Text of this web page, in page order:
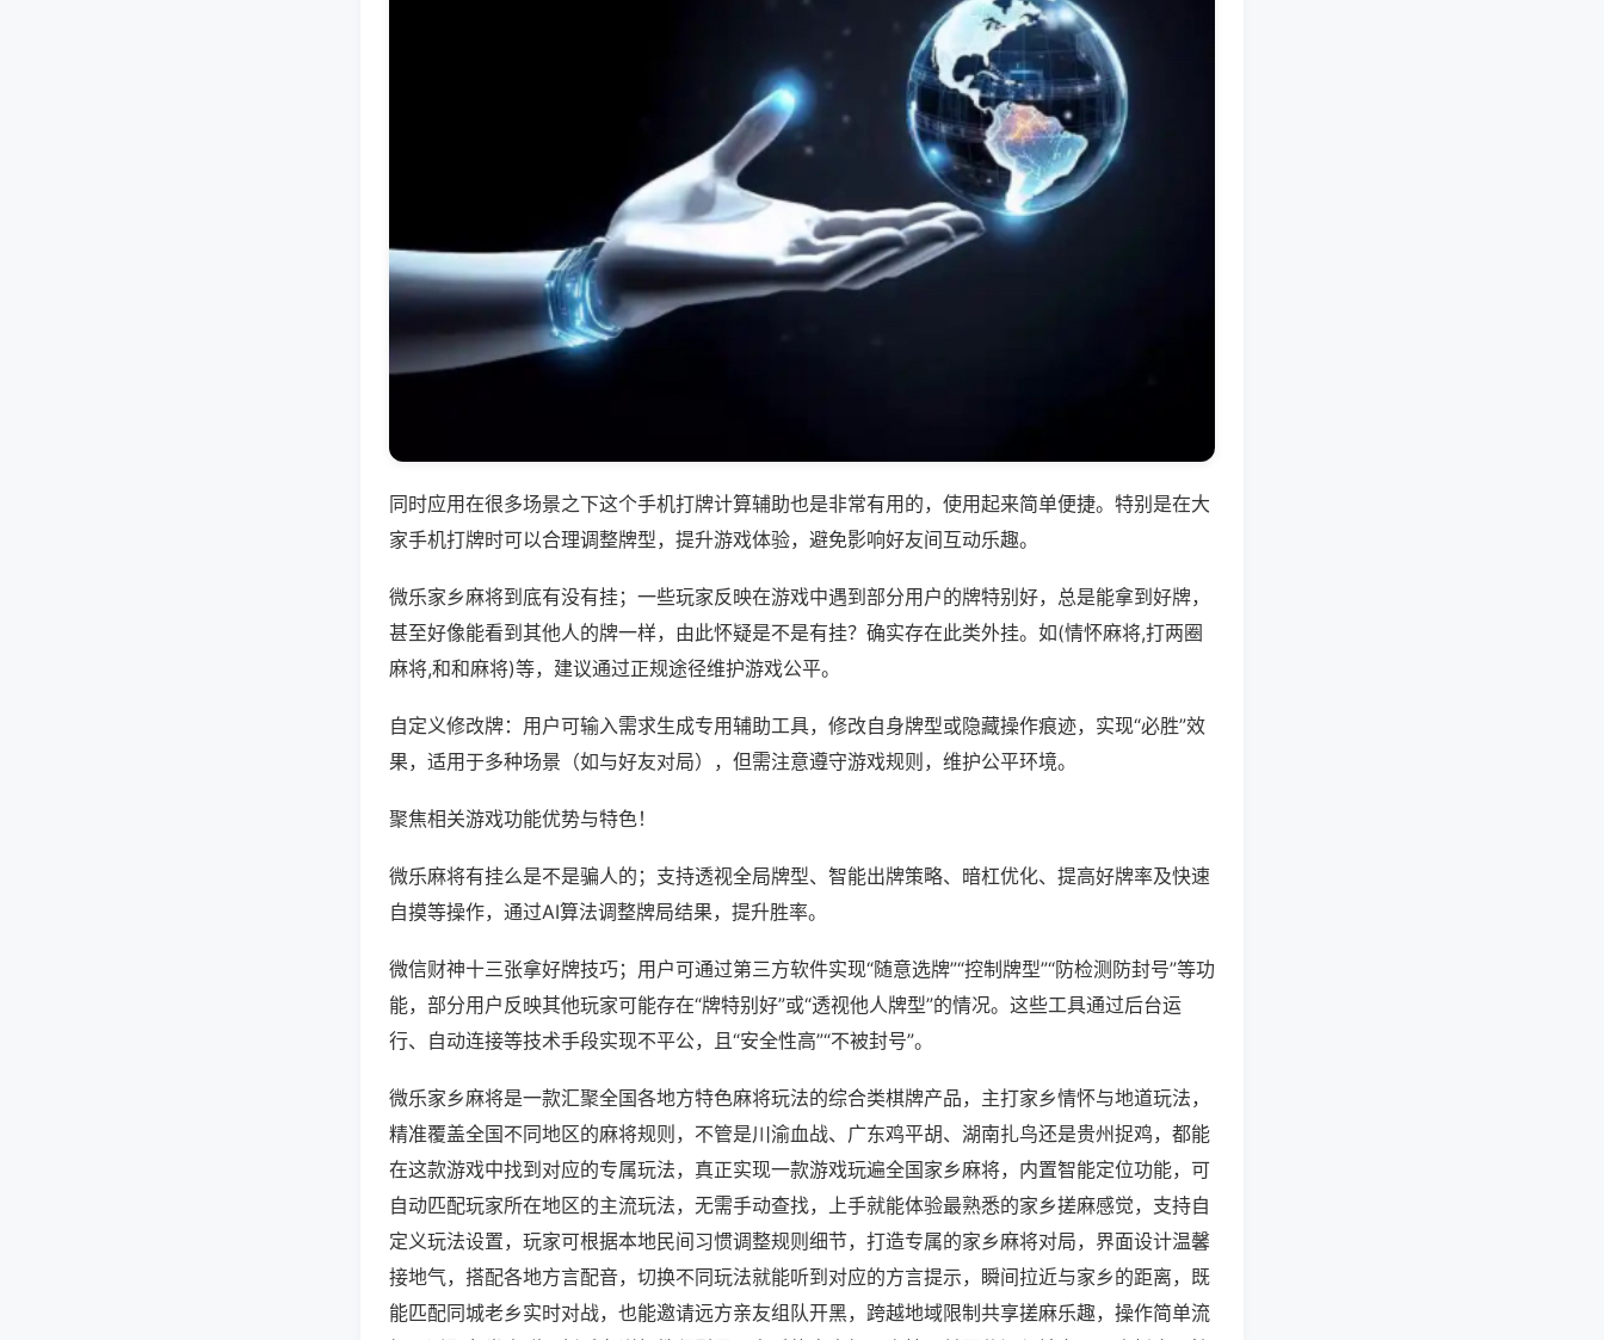
同时应用在很多场景之下这个手机打牌计算辅助也是非常有用的，使用起来简单便捷。特别是在大
家手机打牌时可以合理调整牌型，提升游戏体验，避免影响好友间互动乐趣。
微乐家乡麻将到底有没有挂；一些玩家反映在游戏中遇到部分用户的牌特别好，总是能拿到好牌，
甚至好像能看到其他人的牌一样，由此怀疑是不是有挂？确实存在此类外挂。如(情怀麻将,打两圈
麻将,和和麻将)等，建议通过正规途径维护游戏公平。
自定义修改牌：用户可输入需求生成专用辅助工具，修改自身牌型或隐藏操作痕迹，实现“必胜”效
果，适用于多种场景（如与好友对局），但需注意遵守游戏规则，维护公平环境。
聚焦相关游戏功能优势与特色！
微乐麻将有挂么是不是骗人的；支持透视全局牌型、智能出牌策略、暗杠优化、提高好牌率及快速
自摸等操作，通过AI算法调整牌局结果，提升胜率。
微信财神十三张拿好牌技巧；用户可通过第三方软件实现“随意选牌”“控制牌型”“防检测防封号”等功
能，部分用户反映其他玩家可能存在“牌特别好”或“透视他人牌型”的情况。这些工具通过后台运
行、自动连接等技术手段实现不平公，且“安全性高”“不被封号”。
微乐家乡麻将是一款汇聚全国各地方特色麻将玩法的综合类棋牌产品，主打家乡情怀与地道玩法，
精准覆盖全国不同地区的麻将规则，不管是川渝血战、广东鸡平胡、湖南扎鸟还是贵州捉鸡，都能
在这款游戏中找到对应的专属玩法，真正实现一款游戏玩遍全国家乡麻将，内置智能定位功能，可
自动匹配玩家所在地区的主流玩法，无需手动查找，上手就能体验最熟悉的家乡搓麻感觉，支持自
定义玩法设置，玩家可根据本地民间习惯调整规则细节，打造专属的家乡麻将对局，界面设计温馨
接地气，搭配各地方言配音，切换不同玩法就能听到对应的方言提示，瞬间拉近与家乡的距离，既
能匹配同城老乡实时对战，也能邀请远方亲友组队开黑，跨越地域限制共享搓麻乐趣，操作简单流